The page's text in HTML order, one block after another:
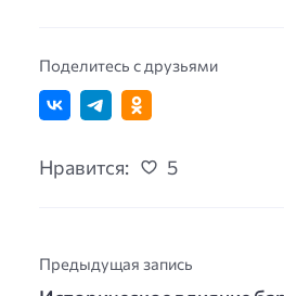
Поделитесь с друзьями
Нравится: 5
Предыдущая запись